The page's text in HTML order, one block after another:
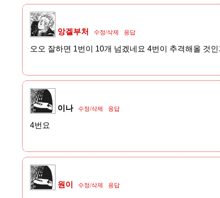
앙겔부처 수정/삭제 응답
오오 잘하면 1번이 10개 넘겠네요 4번이 추격해올 것
이나 수정/삭제 응답
4번요
원이 수정/삭제 응답